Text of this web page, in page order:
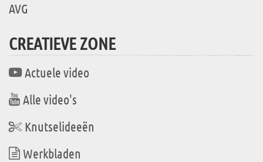
AVG
CREATIEVE ZONE
Actuele video
Alle video's
Knutselideeën
Werkbladen